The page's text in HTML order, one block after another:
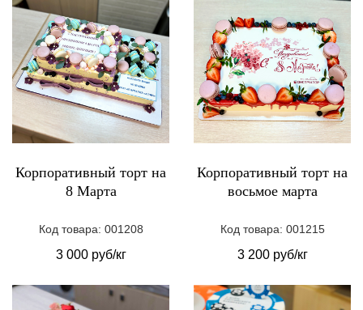
Корпоративный торт на
8 Марта
Код товара: 001208
3 000 руб/кг
Корпоративный торт на
восьмое марта
Код товара: 001215
3 200 руб/кг